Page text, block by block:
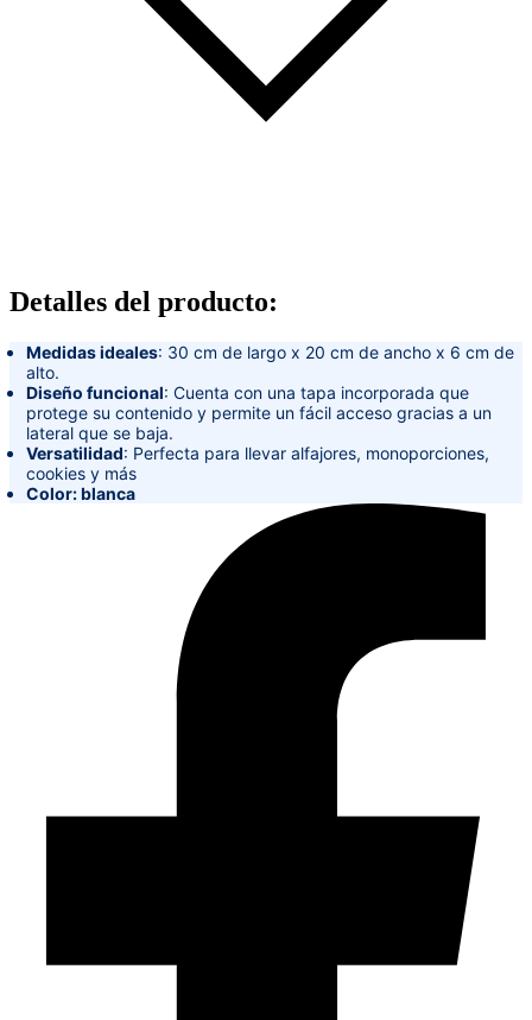
Detalles del producto:
Medidas ideales: 30 cm de largo x 20 cm de ancho x 6 cm de
alto.
Diseño funcional: Cuenta con una tapa incorporada que
protege su contenido y permite un fácil acceso gracias a un
lateral que se baja.
Versatilidad: Perfecta para llevar alfajores, monoporciones,
cookies y más
Color: blanca